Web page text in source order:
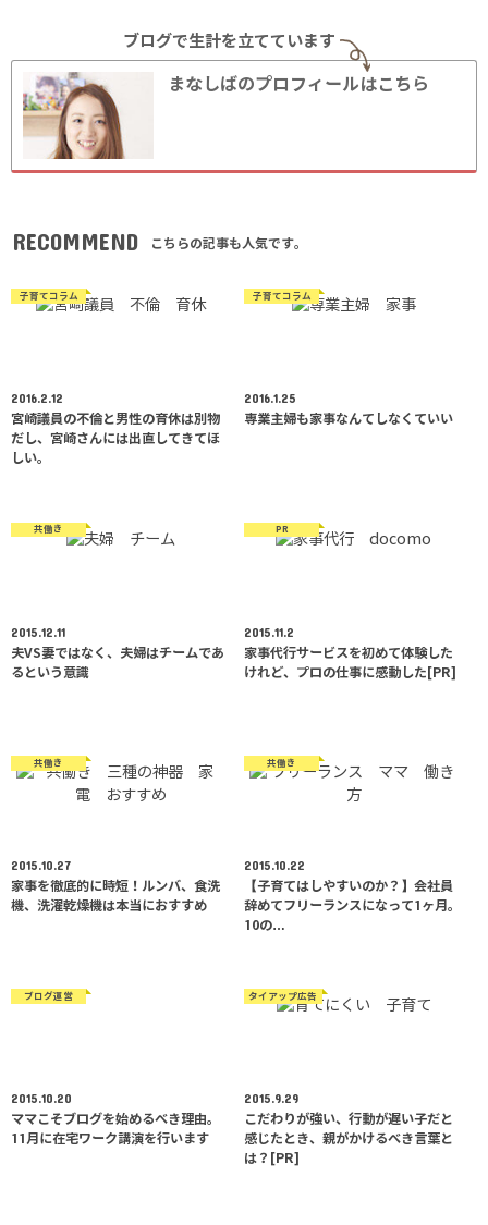
ブログで生計を立てています
まなしばのプロフィールはこちら
RECOMMEND こちらの記事も人気です。
子育てコラム
2016.2.12
宮崎議員の不倫と男性の育休は別物
だし、宮崎さんには出直してきてほ
しい。
子育てコラム
2016.1.25
専業主婦も家事なんてしなくていい
共働き
2015.12.11
夫VS妻ではなく、夫婦はチームであ
るという意識
PR
2015.11.2
家事代行サービスを初めて体験した
けれど、プロの仕事に感動した[PR]
共働き
2015.10.27
家事を徹底的に時短！ルンバ、食洗
機、洗濯乾燥機は本当におすすめ
共働き
2015.10.22
【子育てはしやすいのか？】会社員
辞めてフリーランスになって1ヶ月。
10の…
ブログ運営
2015.10.20
ママこそブログを始めるべき理由。
11月に在宅ワーク講演を行います
タイアップ広告
2015.9.29
こだわりが強い、行動が遅い子だと
感じたとき、親がかけるべき言葉と
は？[PR]